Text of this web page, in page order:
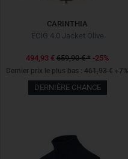
CARINTHIA
ECIG 4.0 Jacket Olive
494,93 € 659,90 €* -25%
Dernier prix le plus bas : 461,93 € +7%
DERNIÈRE CHANCE